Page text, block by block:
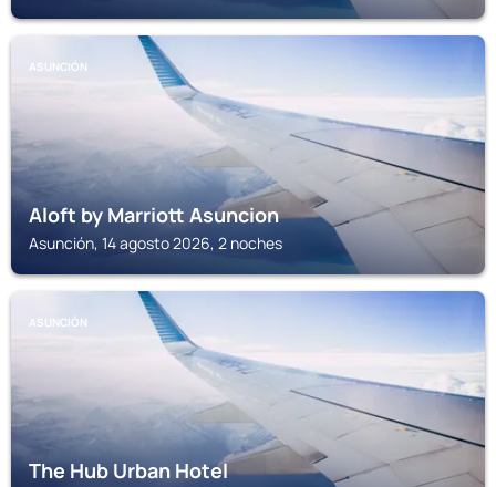
ASUNCIÓN
Aloft by Marriott Asuncion
Asunción, 14 agosto 2026, 2 noches
ASUNCIÓN
The Hub Urban Hotel